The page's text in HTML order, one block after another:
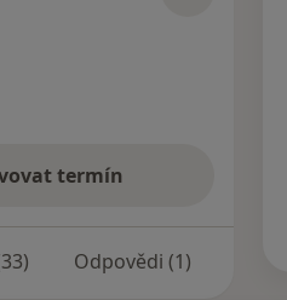
termín
Odpovědi (1)